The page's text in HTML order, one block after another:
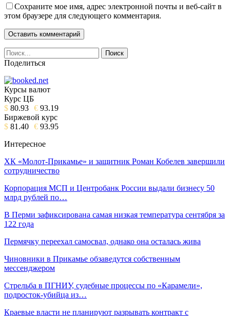
Сохраните мое имя, адрес электронной почты и веб-сайт в
этом браузере для следующего комментария.
Поделиться
Курсы валют
Курс ЦБ
$ 80.93 € 93.19
Биржевой курс
$ 81.40 € 93.95
Интересное
ХК «Молот-Прикамье» и защитник Роман Кобелев завершили
сотрудничество
Корпорация МСП и Центробанк России выдали бизнесу 50
млрд рублей по…
В Перми зафиксирована самая низкая температура сентября за
122 года
Пермячку переехал самосвал, однако она осталась жива
Чиновники в Прикамье обзаведутся собственным
мессенджером
Стрельба в ПГНИУ, судебные процессы по «Карамели»,
подросток-убийца из…
Краевые власти не планируют разрывать контракт с